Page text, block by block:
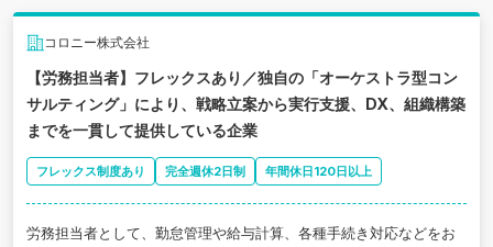
コロニー株式会社
【労務担当者】フレックスあり／独自の「オーケストラ型コン
サルティング」により、戦略立案から実行支援、DX、組織構築
までを一貫して提供している企業
フレックス制度あり 完全週休2日制 年間休日120日以上
労務担当者として、勤怠管理や給与計算、各種手続き対応などをお